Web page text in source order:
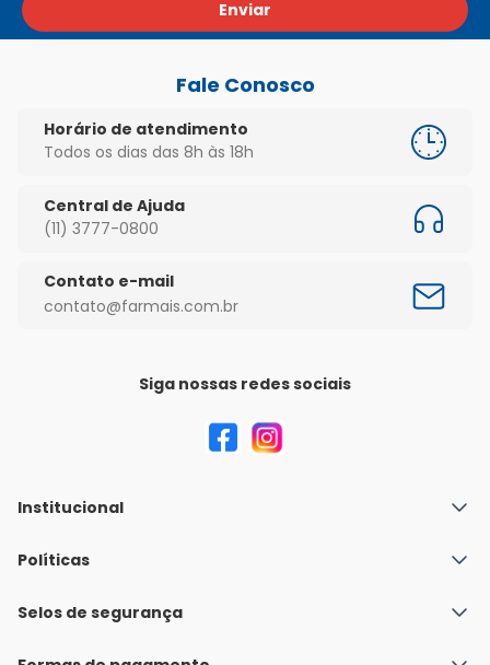
Enviar
Fale Conosco
Horário de atendimento
Todos os dias das 8h às 18h
Central de Ajuda
(11) 3777-0800
Contato e-mail
contato@farmais.com.br
Siga nossas redes sociais
Institucional
Quem Somos
Nossas lojas
Políticas
Política de Envio
Selos de segurança